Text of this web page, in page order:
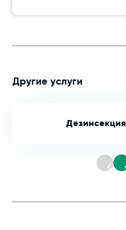
Другие услуги
Дезинсекция